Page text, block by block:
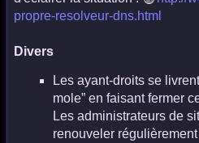
propre-resolveur-dns.html
Divers
Les ayant-droits se
mole” en faisant fermer
Les administrateurs de
renouveler